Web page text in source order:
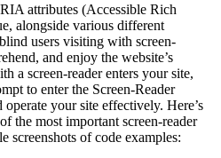
attributes (Accessible Rich
alongside various different
users visiting with screen-
and enjoy the website’s
a screen-reader enters your site,
to enter the Screen-Reader
your site effectively. Here’s
the most important screen-reader
screenshots of code examples: